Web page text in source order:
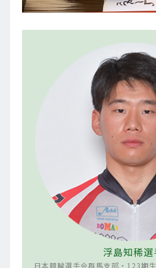
浮島知稀選
日本競輪選手会群馬支部・123期